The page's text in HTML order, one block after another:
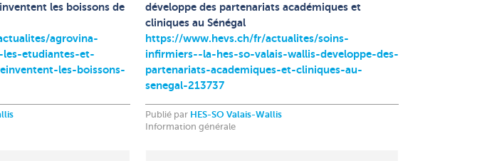
les boissons de
agrovina-
etudiantes-et-
les-boissons-
développe des partenariats académiques et
cliniques au Sénégal
https://www.hevs.ch/fr/actualites/soins-
infirmiers--la-hes-so-valais-wallis-developpe-des-
partenariats-academiques-et-cliniques-au-
senegal-213737
Publié par HES-SO Valais-Wallis
Information générale